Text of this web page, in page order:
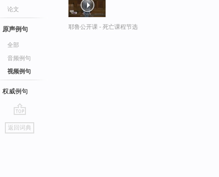
论文
原声例句
全部
音频例句
视频例句
权威例句
go
top
返回词典
耶鲁公开课 - 死亡课程节选